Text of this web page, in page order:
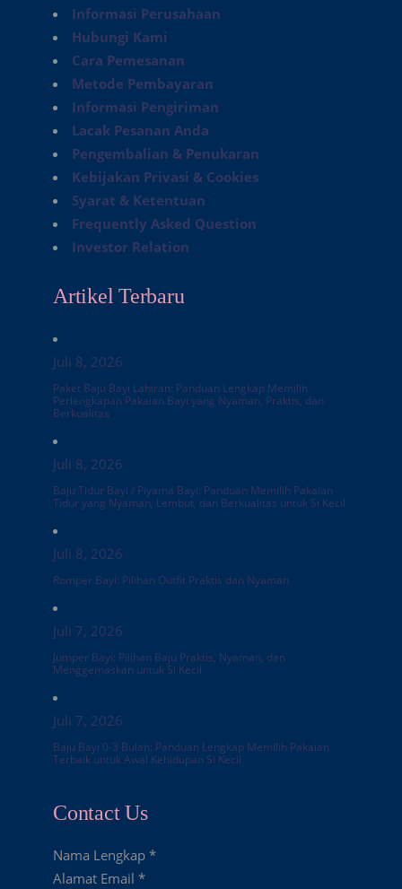
Informasi Perusahaan
Hubungi Kami
Cara Pemesanan
Metode Pembayaran
Informasi Pengiriman
Lacak Pesanan Anda
Pengembalian & Penukaran
Kebijakan Privasi & Cookies
Syarat & Ketentuan
Frequently Asked Question
Investor Relation
Artikel Terbaru
Juli 8, 2026
Paket Baju Bayi Lahiran: Panduan Lengkap Memilih
Perlengkapan Pakaian Bayi yang Nyaman, Praktis, dan
Berkualitas
Juli 8, 2026
Baju Tidur Bayi / Piyama Bayi: Panduan Memilih Pakaian
Tidur yang Nyaman, Lembut, dan Berkualitas untuk Si Kecil
Juli 8, 2026
Romper Bayi: Pilihan Outfit Praktis dan Nyaman
Juli 7, 2026
Jumper Bayi: Pilihan Baju Praktis, Nyaman, dan
Menggemaskan untuk Si Kecil
Juli 7, 2026
Baju Bayi 0-3 Bulan: Panduan Lengkap Memilih Pakaian
Terbaik untuk Awal Kehidupan Si Kecil
Contact Us
Nama Lengkap *
Alamat Email *